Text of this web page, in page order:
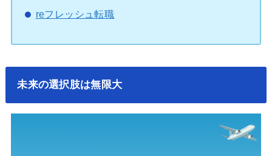
reフレッシュ転職
未来の選択肢は無限大